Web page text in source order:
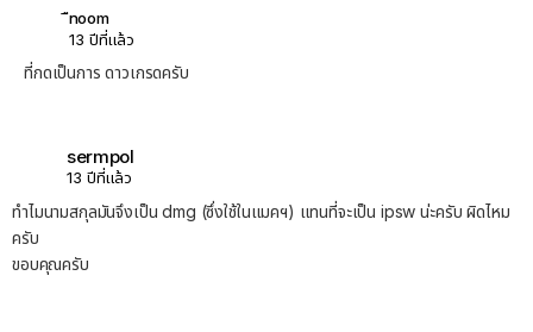
ืnoom
13 ปีที่แล้ว
ที่กดเป็นการ ดาวเกรดครับ
sermpol
13 ปีที่แล้ว
ทำไมนามสกุลมันจึงเป็น dmg (ซึ่งใช้ในแมคฯ) แทนที่จะเป็น ipsw น่ะครับ ผิดไหม
ครับ
ขอบคุณครับ